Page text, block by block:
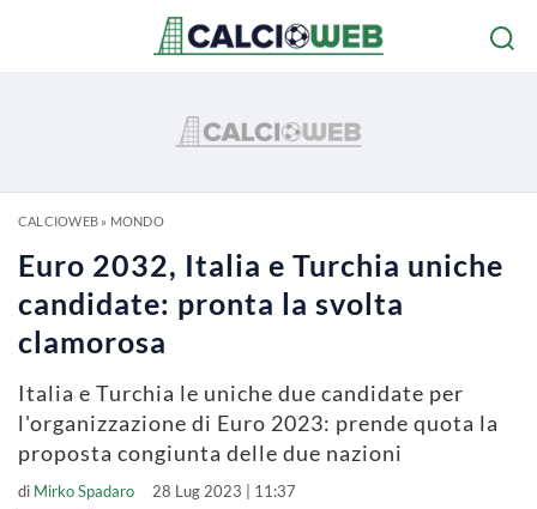
CALCIOWEB» MONDO
Euro 2032, Italia e Turchia uniche
candidate: pronta la svolta
clamorosa
Italia e Turchia le uniche due candidate per
l'organizzazione di Euro 2023: prende quota la
proposta congiunta delle due nazioni
di Mirko Spadaro 28 Lug 2023 | 11:37